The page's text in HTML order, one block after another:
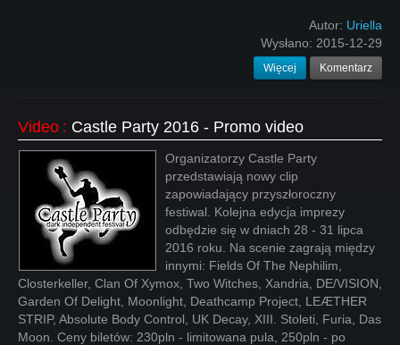
Autor: Uriella
Wysłano: 2015-12-29
Więcej Komentarz
Video : Castle Party 2016 - Promo video
Organizatorzy Castle Party
przedstawiają nowy clip
zapowiadający przyszłoroczny
festiwal. Kolejna edycja imprezy
odbędzie się w dniach 28 - 31 lipca
2016 roku. Na scenie zagrają między
innymi: Fields Of The Nephilim,
Closterkeller, Clan Of Xymox, Two Witches, Xandria, DE/VISION,
Garden Of Delight, Moonlight, Deathcamp Project, LEÆTHER
STRIP, Absolute Body Control, UK Decay, XIII. Stoleti, Furia, Das
Moon. Ceny biletów: 230pln - limitowana pula, 250pln - po